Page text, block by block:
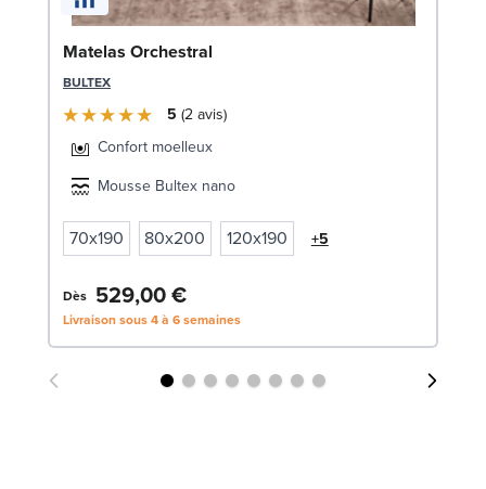
Matelas Orchestral
BULTEX
5 2avis
Confort moelleux
Mousse Bultex nano
70x190 80x200 120x190 +5
Dès 529,00 €
Livraison sous 4 à 6 semaines